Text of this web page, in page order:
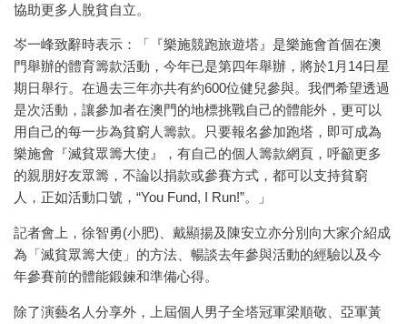
協助更多人脫貧自立。
岑一峰致辭時表示：「『樂施競跑旅遊塔』是樂施會首個在澳
門舉辦的體育籌款活動，今年已是第四年舉辦，將於1月14日星
期日舉行。在過去三年亦共有約600位健兒參與。我們希望透過
是次活動，讓參加者在澳門的地標挑戰自己的體能外，更可以
用自己的每一步為貧窮人籌款。只要報名參加跑塔，即可成為
樂施會『滅貧眾籌大使』，有自己的個人籌款網頁，呼籲更多
的親朋好友眾籌，不論以捐款或參賽方式，都可以支持貧窮
人，正如活動口號，“You Fund, I Run!”。」
記者會上，徐智勇(小肥)、戴顯揚及陳安立亦分別向大家介紹成
為「滅貧眾籌大使」的方法、暢談去年參與活動的經驗以及今
年參賽前的體能鍛鍊和準備心得。
除了演藝名人分享外，上屆個人男子全塔冠軍梁順敬、亞軍黃